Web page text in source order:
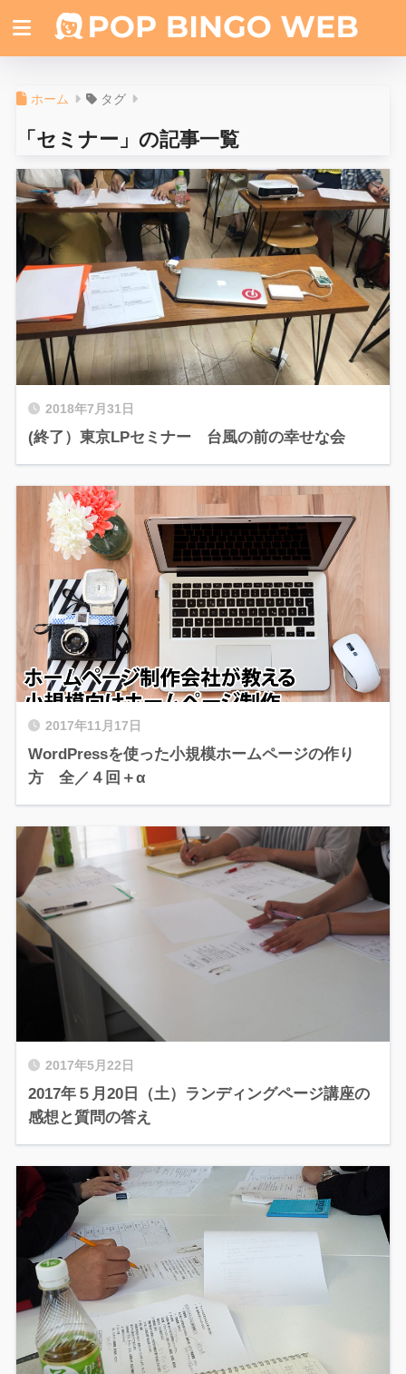
ホーム タグ
「セミナー」の記事一覧
2018年7月31日
(終了）東京LPセミナー 台風の前の幸せな会
2017年11月17日
WordPressを使った小規模ホームページの作り
方 全／４回＋α
2017年5月22日
2017年５月20日（土）ランディングページ講座の
感想と質問の答え